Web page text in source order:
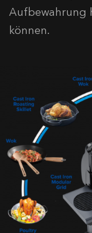
Aufbewahrung
können.